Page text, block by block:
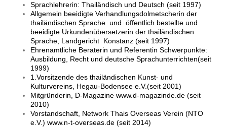
Sprachlehrerin: Thailändisch und Deutsch (seit 1997)
Allgemein beeidigte Verhandlungsdolmetscherin der
thailändischen Sprache und öffentlich bestellte und
beeidigte Urkundenübersetzerin der thailändischen
Sprache, Landgericht Konstanz (seit 1997)
Ehrenamtliche Beraterin und Referentin Schwerpunkte:
Ausbildung, Recht und deutsche Sprachunterrichten(seit
1999)
1.Vorsitzende des thailändischen Kunst- und
Kulturvereins, Hegau-Bodensee e.V.(seit 2001)
Mitgründerin, D-Magazine www.d-magazinde.de (seit
2010)
Vorstandschaft, Network Thais Overseas Verein (NTO
e.V.) www.n-t-overseas.de (seit 2014)